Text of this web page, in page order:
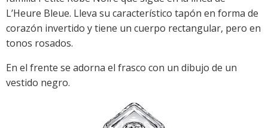
L’Heure Bleue. Lleva su característico tapón en forma de
corazón invertido y tiene un cuerpo rectangular, pero en
tonos rosados.
En el frente se adorna el frasco con un dibujo de un
vestido negro.